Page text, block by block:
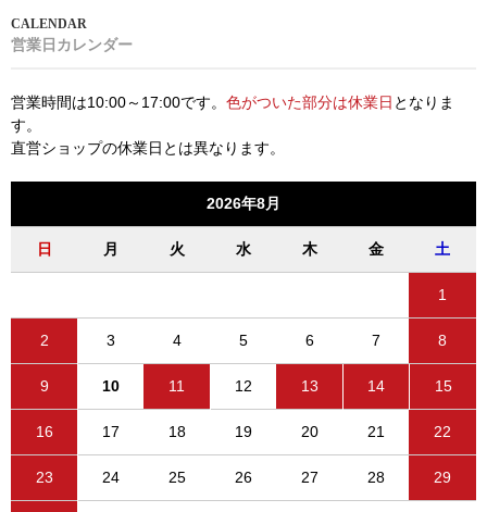
営業日カレンダー
営業時間は10:00～17:00です。 色がついた部分は休業日 となりま
す。
直営ショップの休業日とは異なります。
2026年8月
日 月 火 水 木 金 土
1
2 3 4 5 6 7 8
9 10 11 12 13 14 15
16 17 18 19 20 21 22
23 24 25 26 27 28 29